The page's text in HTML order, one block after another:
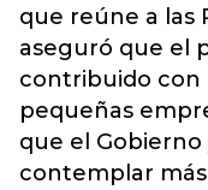
que reúne a las
aseguró que el
contribuido con
pequeñas
que el
contemplar más